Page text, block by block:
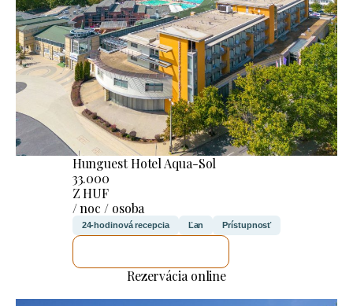
Hunguest Hotel Aqua-Sol
33.000
Z HUF
/ noc / osoba
24-hodinová recepcia Ľan Prístupnosť
Rezervácia online